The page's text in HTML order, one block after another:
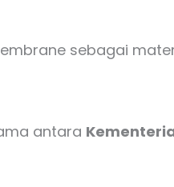
sebagai
antara